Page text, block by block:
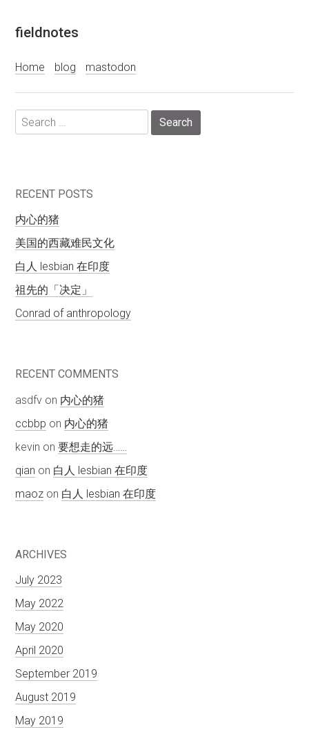
Skip
to
fieldnotes
Home blog mastodon
Search
for:
RECENT POSTS
内心的猪
美国的西藏难民文化
白人 lesbian 在印度
祖先的「决定」
Conrad of anthropology
RECENT COMMENTS
asdfvon 内心的猪
ccbbp on 内心的猪
kevin on 要想走的远……
qian on 白人 lesbian 在印度
maozon 白人 lesbian 在印度
ARCHIVES
July 2023
May 2022
May 2020
April 2020
September 2019
August 2019
May 2019